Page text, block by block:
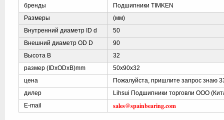
бренды
Подшипники TIMKEN
Размеры
(мм)
Внутренний диаметр ID d
50
Внешний диаметр OD D
90
Высота B
32
размер (IDxODxB)mm
50x90x32
цена
Пожалуйста, пришлите запрос знаю
дилер
Lihsui Подшипники торговли ООО
E-mail
sales@spainbearing.com